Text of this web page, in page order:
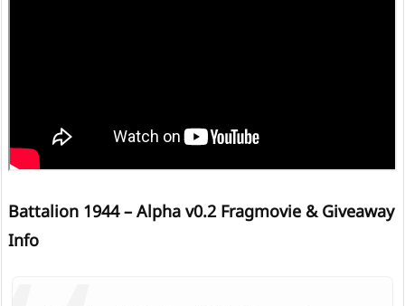
Battalion 1944 – Alpha v0.2 Fragmovie & Giveaway
Info